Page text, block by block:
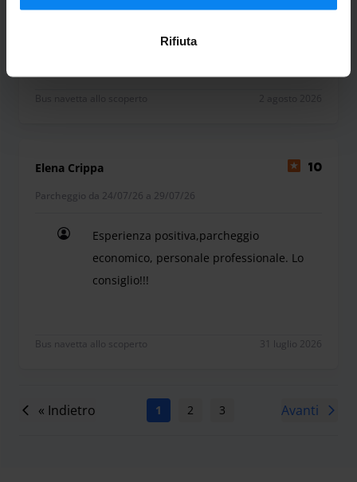
Rifiuta
Esperienza ottima!!!
Elena Crippa 10
Parcheggio da 24/07/26 a 29/07/26
Esperienza positiva,parcheggio
economico, personale professionale. Lo
consiglio!!!
Bus navetta allo scoperto 31 luglio 2026
« Indietro 1 2 3 5 6
Avanti